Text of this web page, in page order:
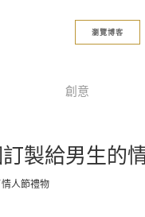
瀏覽博客
創意
製給男生的